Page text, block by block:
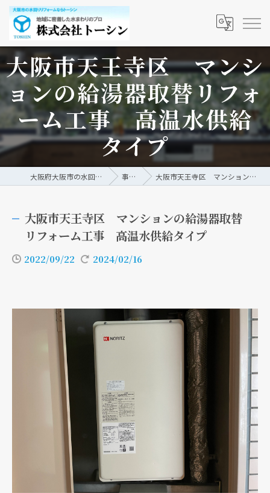
大阪市天王寺区 マンシ
ョンの給湯器取替リフォ
ーム工事 高温水供給
タイプ
大阪府大阪市の水回りリフォームなら株式会社トーシン 事例/ブログ 大阪市天王寺区 マンションの給湯器取替リフォーム工事 高温水供給タイプ
大阪市天王寺区 マンションの給湯器取替
リフォーム工事 高温水供給タイプ
2022/09/22 2024/02/16